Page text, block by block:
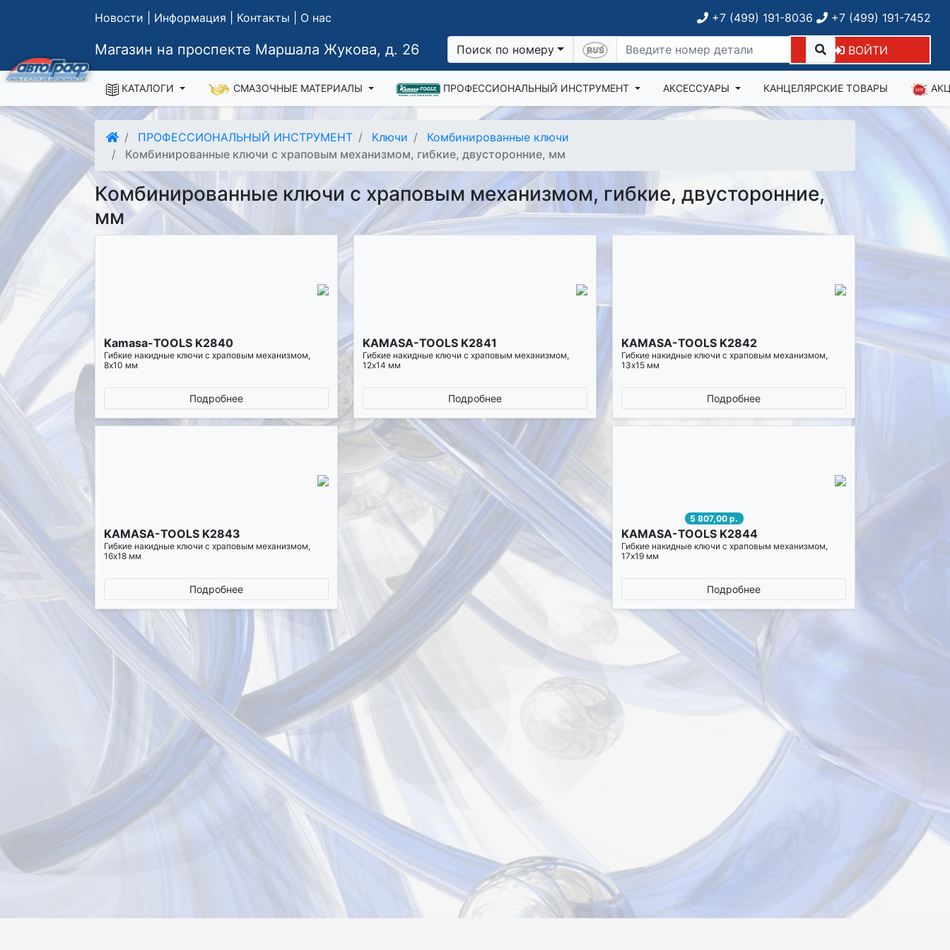
Новости Информация Контакты О нас +7 (499) 191-8036 +7 (499) 191-7452
Магазин на проспекте Маршала Жукова, д. 26 Поиск по номеру ВОЙТИ
КАТАЛОГИ СМАЗОЧНЫЕ МАТЕРИАЛЫ ПРОФЕССИОНАЛЬНЫЙ ИНСТРУМЕНТ АКСЕССУАРЫ КАНЦЕЛЯРСКИЕ ТОВАРЫ
ПРОФЕССИОНАЛЬНЫЙ ИНСТРУМЕНТ Ключи
Комбинированные ключи
Комбинированные ключи с храповым механизмом, гибкие, двусторонние, мм
Комбинированные ключи с храповым механизмом, гибкие, двусторонние,
мм
Kamasa-TOOLS K2840
Гибкие накидные ключи с храповым механизмом,
8х10 мм
Подробнее
KAMASA-TOOLS K2841
Гибкие накидные ключи с храповым механизмом,
12х14 мм
Подробнее
KAMASA-TOOLS K2842
Гибкие накидные ключи с храповым механизмом,
13х15 мм
Подробнее
KAMASA-TOOLS K2843
Гибкие накидные ключи с храповым механизмом,
16х18 мм
Подробнее
5 807,00 р.
KAMASA-TOOLS K2844
Гибкие накидные ключи с храповым механизмом,
17х19 мм
Подробнее